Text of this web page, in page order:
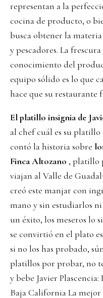
representan a la
cocina de producto, o
busca obtener la
y pescadores. La
conocimiento del
equipo sólido es lo que
hace que su restaurante
El platillo insignia de
al chef cuál es su
contó la historia sobre
Finca Altozano , platillo
viajan al Valle de
creó este manjar con
mano y sin estudiarlos
un éxito, los meseros lo
se convirtió en el plato
si no los has probado,
platillos por probar, no
y bebe Javier
Baja California La mejor